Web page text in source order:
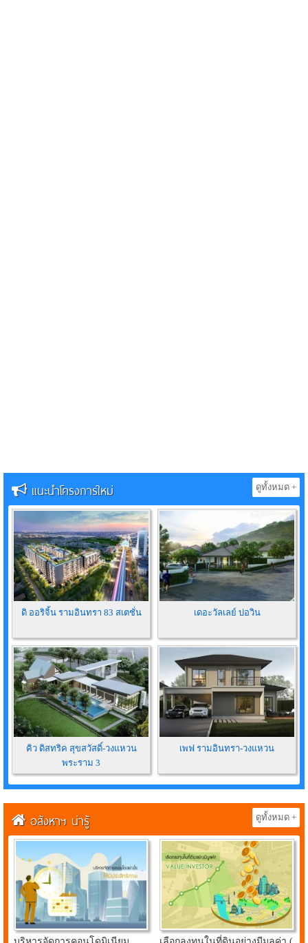
แนะนำโครงการใหม่ ดูทั้งหมด +
ดิ ออริจิ้น รามอินทรา 83 สเตชั่น เดอะวัลเลย์ บ่อวิน
คิว ดิสทริค สุขสวัสดิ์-วงแหวน
พระราม 3
เพฟ รามอินทรา-วงแหวน
อสังหาฯ น่ารู้ ดูทั้งหมด +